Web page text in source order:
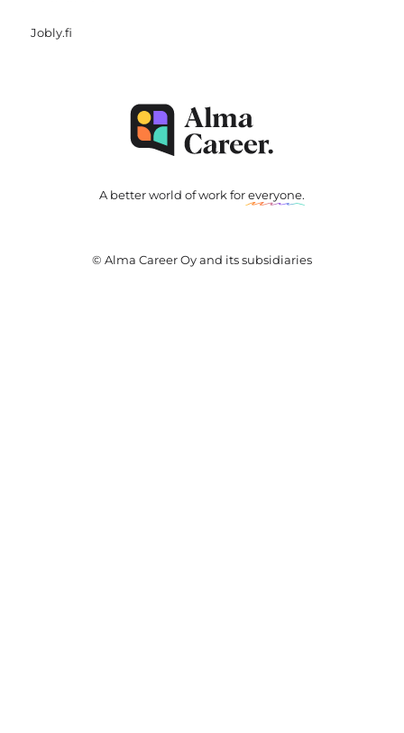
Jobly.fi
A better world of work foreveryone.
© Alma Career Oy and its subsidiaries